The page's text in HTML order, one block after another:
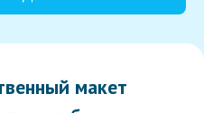
макет